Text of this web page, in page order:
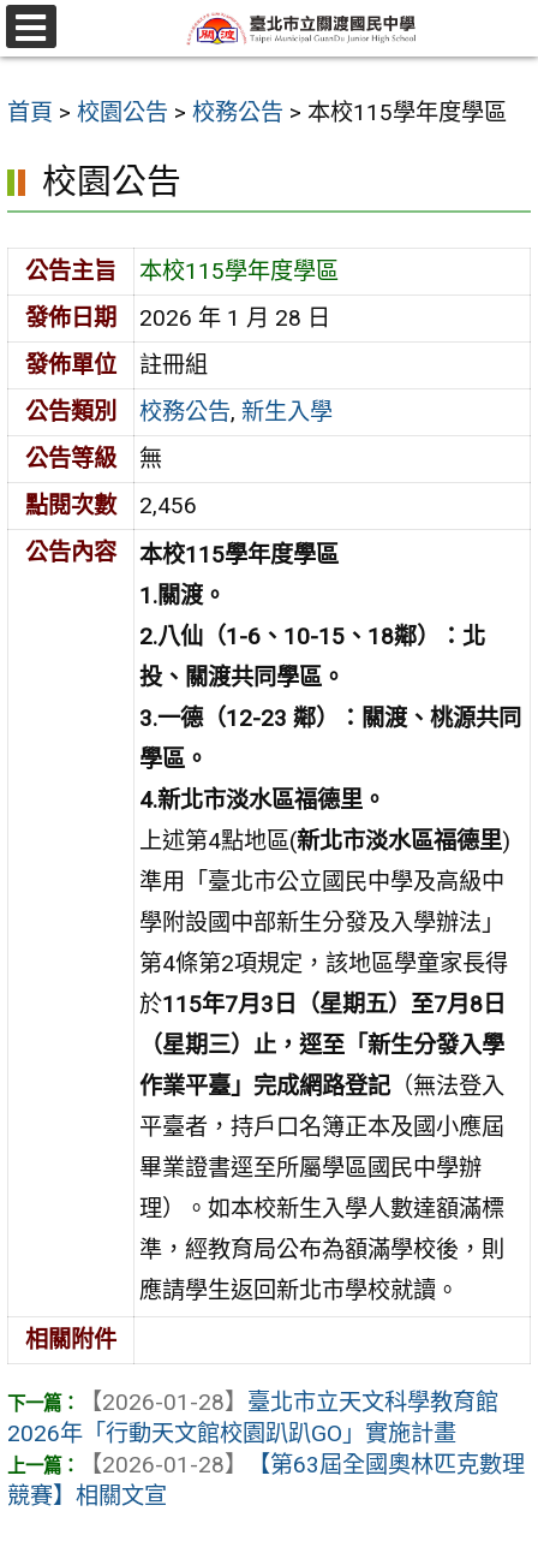
跳
至
要
容
選
單
首頁 > 校園公告 > 校務公告 > 本校115學年度學區
校園公告
公告主旨
本校115學年度學區
發佈日期
2026 年 1 月 28 日
發佈單位
註冊組
公告類別
校務公告,新生入學
公告等級
無
點閱次數
2,456
公告內容
本校115學年度學區
1.關渡。
2.八仙（1-6、10-15、18鄰）：北
投、關渡共同學區。
3.一德（12-23 鄰）：關渡、桃源共同
學區。
4.新北市淡水區福德里。
上述第4點地區(新北市淡水區福德里)
準用「臺北市公立國民中學及高級中
學附設國中部新生分發及入學辦法」
第4條第2項規定，該地區學童家長得
於115年7月3日（星期五）至7月8日
（星期三）止 ，逕至「新生分發入學
作業平臺」完成網路登記（無法登入
平臺者，持戶口名簿正本及國小應屆
畢業證書逕至所屬學區國民中學辦
理）。如本校新生入學人數達額滿標
準，經教育局公布為額滿學校後，則
應請學生返回新北市學校就讀。
相關附件
【2026-01-28】 臺北市立天文科學教育館
2026年「行動天文館校園趴趴GO」實施計畫
【2026-01-28】
【第63屆全國奧林匹克數理
競賽】相關文宣